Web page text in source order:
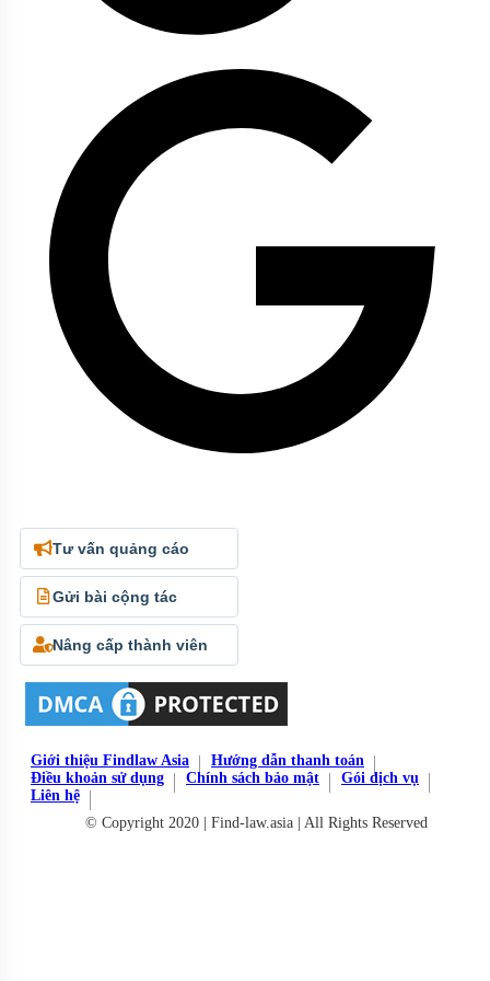
Tư vấn quảng cáo
Gửi bài cộng tác
Nâng cấp thành viên
Giới thiệu Findlaw Asia
Hướng dẫn thanh toán
Điều khoản sử dụng
Chính sách bảo mật
Gói dịch vụ
Liên hệ
© Copyright 2020 | Find-law.asia | All Rights Reserved